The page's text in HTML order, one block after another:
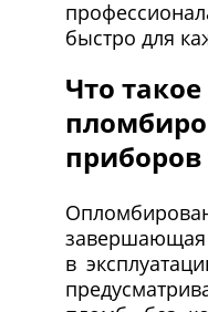
быстро для
Что такое
приборов
завершающая
в